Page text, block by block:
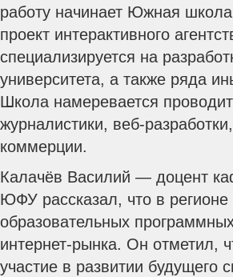
работу начинает Южная
проект интерактивного
специализируется на
университета, а также ряда
Школа намеревается
журналистики, веб-
коммерции.
Калачёв Василий — доцент
ЮФУ рассказал, что в
образовательных
интернет-рынка. Он отметил,
участие в развитии будущего